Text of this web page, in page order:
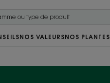
NOS VALEURSNOS PLANTES